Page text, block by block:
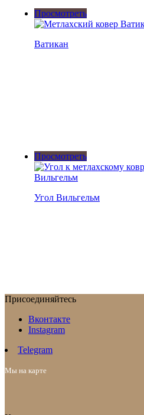
Просмотреть
Ватикан
Просмотреть
Угол Вильгельм
Присоединяйтесь
Вконтакте
Instagram
Telegram
Мы на карте